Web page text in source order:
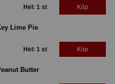
Hel: 1 st Köp
Lime Pie
Hel: 1 st Köp
Butter